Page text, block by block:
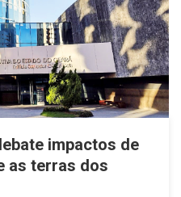
impactos de
as terras dos